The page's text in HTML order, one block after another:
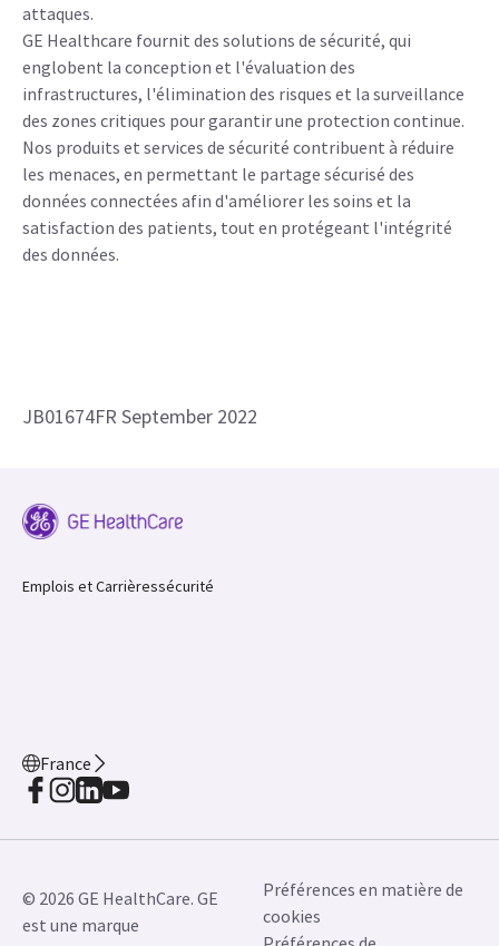
attaques.
GE Healthcare fournit des solutions de sécurité, qui
englobent la conception et l'évaluation des
infrastructures, l'élimination des risques et la surveillance
des zones critiques pour garantir une protection continue.
Nos produits et services de sécurité contribuent à réduire
les menaces, en permettant le partage sécurisé des
données connectées afin d'améliorer les soins et la
satisfaction des patients, tout en protégeant l'intégrité
des données.
JB01674FR September 2022
Emplois et Carrièressécurité
France
© 2026 GE HealthCare. GE
est une marque
Préférences en matière de
cookies